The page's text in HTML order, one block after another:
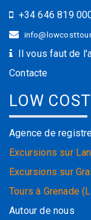
+34 646 819
Il vous faut de
Contacte
LOW
Agence de
Excursions sur
Excursions sur
Tours à Grenade
Autour de nous